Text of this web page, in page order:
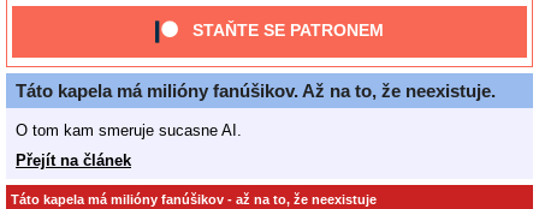
STAŇTE SE PATRONEM
Táto kapela má milióny fanúšikov. Až na to, že neexistuje.
O tom kam smeruje sucasne AI.
Přejít na článek
Táto kapela má milióny fanúšikov - až na to, že neexistuje